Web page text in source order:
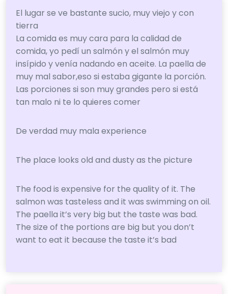
El lugar se ve bastante sucio, muy viejo y con
tierra
La comida es muy cara para la calidad de
comida, yo pedí un salmón y el salmón muy
insípido y venía nadando en aceite. La paella de
muy mal sabor,eso si estaba gigante la porción.
Las porciones si son muy grandes pero si está
tan malo ni te lo quieres comer
De verdad muy mala experience
The place looks old and dusty as the picture
The food is expensive for the quality of it. The
salmon was tasteless and it was swimming on oil.
The paella it’s very big but the taste was bad.
The size of the portions are big but you don’t
want to eat it because the taste it’s bad